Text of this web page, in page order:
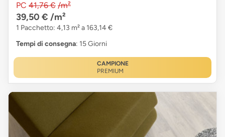
PC 41,76 € /m²
39,50 € /m²
1 Pacchetto: 4,13 m² a 163,14 €
Tempi di consegna: 15 Giorni
CAMPIONE
PREMIUM